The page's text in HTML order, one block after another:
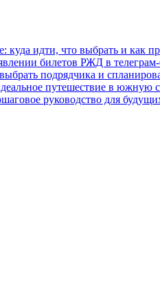
куда идти, что выбрать и как
билетов РЖД в телеграм-
подрядчика и
путешествие в южную
руководство для